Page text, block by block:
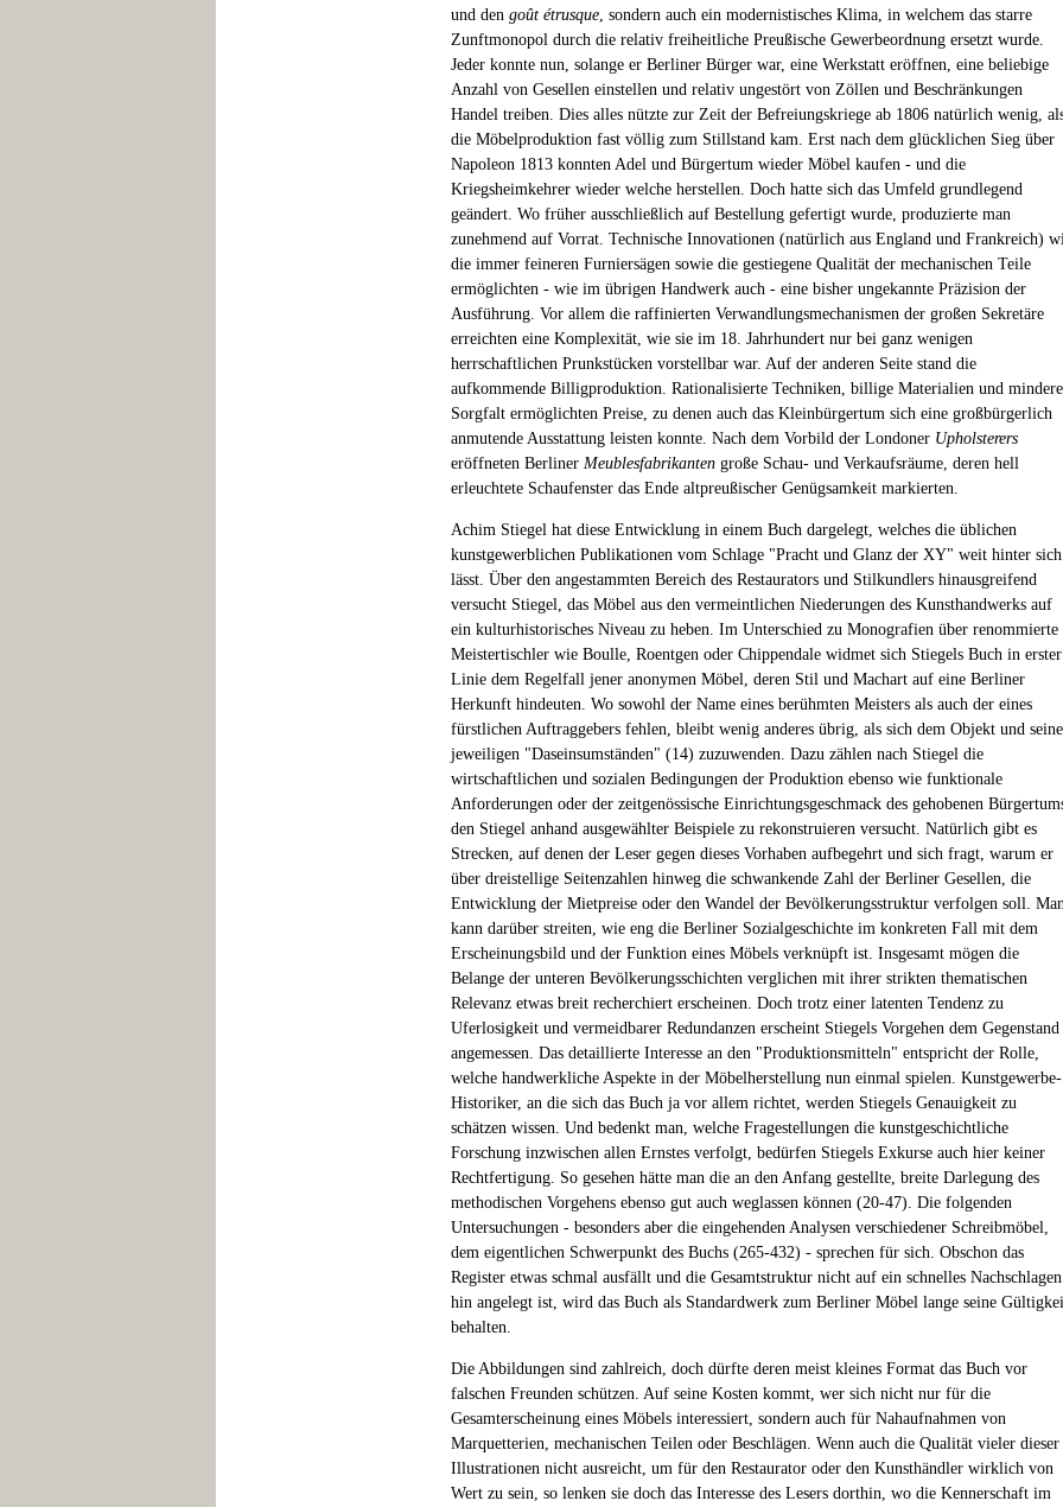
und den goût étrusque, sondern auch ein modernistisches Klima, in welchem das starre
Zunftmonopol durch die relativ freiheitliche Preußische Gewerbeordnung ersetzt wurde.
Jeder konnte nun, solange er Berliner Bürger war, eine Werkstatt eröffnen, eine beliebige
Anzahl von Gesellen einstellen und relativ ungestört von Zöllen und Beschränkungen
Handel treiben. Dies alles nützte zur Zeit der Befreiungskriege ab 1806 natürlich wenig,
die Möbelproduktion fast völlig zum Stillstand kam. Erst nach dem glücklichen Sieg über
Napoleon 1813 konnten Adel und Bürgertum wieder Möbel kaufen - und die
Kriegsheimkehrer wieder welche herstellen. Doch hatte sich das Umfeld grundlegend
geändert. Wo früher ausschließlich auf Bestellung gefertigt wurde, produzierte man
zunehmend auf Vorrat. Technische Innovationen (natürlich aus England und Frankreich)
die immer feineren Furniersägen sowie die gestiegene Qualität der mechanischen Teile
ermöglichten - wie im übrigen Handwerk auch - eine bisher ungekannte Präzision der
Ausführung. Vor allem die raffinierten Verwandlungsmechanismen der großen Sekretäre
erreichten eine Komplexität, wie sie im 18. Jahrhundert nur bei ganz wenigen
herrschaftlichen Prunkstücken vorstellbar war. Auf der anderen Seite stand die
aufkommende Billigproduktion. Rationalisierte Techniken, billige Materialien und mindere
Sorgfalt ermöglichten Preise, zu denen auch das Kleinbürgertum sich eine großbürgerlich
anmutende Ausstattung leisten konnte. Nach dem Vorbild der Londoner Upholsterers
eröffneten Berliner Meublesfabrikanten große Schau- und Verkaufsräume, deren hell
erleuchtete Schaufenster das Ende altpreußischer Genügsamkeit markierten.
Achim Stiegel hat diese Entwicklung in einem Buch dargelegt, welches die üblichen
kunstgewerblichen Publikationen vom Schlage "Pracht und Glanz der XY" weit hinter sich
lässt. Über den angestammten Bereich des Restaurators und Stilkundlers hinausgreifend
versucht Stiegel, das Möbel aus den vermeintlichen Niederungen des Kunsthandwerks auf
ein kulturhistorisches Niveau zu heben. Im Unterschied zu Monografien über renommierte
Meistertischler wie Boulle, Roentgen oder Chippendale widmet sich Stiegels Buch in erster
Linie dem Regelfall jener anonymen Möbel, deren Stil und Machart auf eine Berliner
Herkunft hindeuten. Wo sowohl der Name eines berühmten Meisters als auch der eines
fürstlichen Auftraggebers fehlen, bleibt wenig anderes übrig, als sich dem Objekt und
jeweiligen "Daseinsumständen" (14) zuzuwenden. Dazu zählen nach Stiegel die
wirtschaftlichen und sozialen Bedingungen der Produktion ebenso wie funktionale
Anforderungen oder der zeitgenössische Einrichtungsgeschmack des gehobenen
den Stiegel anhand ausgewählter Beispiele zu rekonstruieren versucht. Natürlich gibt es
Strecken, auf denen der Leser gegen dieses Vorhaben aufbegehrt und sich fragt, warum er
über dreistellige Seitenzahlen hinweg die schwankende Zahl der Berliner Gesellen, die
Entwicklung der Mietpreise oder den Wandel der Bevölkerungsstruktur verfolgen soll.
kann darüber streiten, wie eng die Berliner Sozialgeschichte im konkreten Fall mit dem
Erscheinungsbild und der Funktion eines Möbels verknüpft ist. Insgesamt mögen die
Belange der unteren Bevölkerungsschichten verglichen mit ihrer strikten thematischen
Relevanz etwas breit recherchiert erscheinen. Doch trotz einer latenten Tendenz zu
Uferlosigkeit und vermeidbarer Redundanzen erscheint Stiegels Vorgehen dem Gegenstand
angemessen. Das detaillierte Interesse an den "Produktionsmitteln" entspricht der Rolle,
welche handwerkliche Aspekte in der Möbelherstellung nun einmal spielen. Kunstgewerbe-
Historiker, an die sich das Buch ja vor allem richtet, werden Stiegels Genauigkeit zu
schätzen wissen. Und bedenkt man, welche Fragestellungen die kunstgeschichtliche
Forschung inzwischen allen Ernstes verfolgt, bedürfen Stiegels Exkurse auch hier keiner
Rechtfertigung. So gesehen hätte man die an den Anfang gestellte, breite Darlegung des
methodischen Vorgehens ebenso gut auch weglassen können (20-47). Die folgenden
Untersuchungen - besonders aber die eingehenden Analysen verschiedener Schreibmöbel,
dem eigentlichen Schwerpunkt des Buchs (265-432) - sprechen für sich. Obschon das
Register etwas schmal ausfällt und die Gesamtstruktur nicht auf ein schnelles Nachschlagen
hin angelegt ist, wird das Buch als Standardwerk zum Berliner Möbel lange seine
behalten.
Die Abbildungen sind zahlreich, doch dürfte deren meist kleines Format das Buch vor
falschen Freunden schützen. Auf seine Kosten kommt, wer sich nicht nur für die
Gesamterscheinung eines Möbels interessiert, sondern auch für Nahaufnahmen von
Marquetterien, mechanischen Teilen oder Beschlägen. Wenn auch die Qualität vieler dieser
Illustrationen nicht ausreicht, um für den Restaurator oder den Kunsthändler wirklich von
Wert zu sein, so lenken sie doch das Interesse des Lesers dorthin, wo die Kennerschaft im